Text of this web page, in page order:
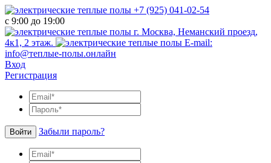
+7 (925) 041-02-54
с 9:00 до 19:00
г. Москва, Неманский проезд,
4к1, 2 этаж.
E-mail:
info@теплые-полы.онлайн
Вход
Регистрация
Войти Забыли пароль?